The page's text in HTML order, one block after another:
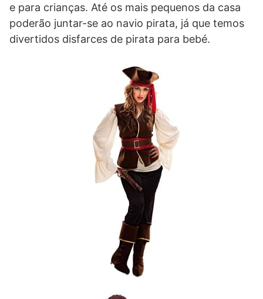
e para crianças. Até os mais pequenos da casa
poderão juntar-se ao navio pirata, já que temos
divertidos disfarces de pirata para bebé.